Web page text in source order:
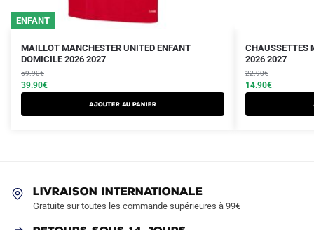
ENFANT
MAILLOT MANCHESTER UNITED ENFANT
DOMICILE 2026 2027
59.90€
Le
prix
initial
était :
39.90€
Le
prix
actuel
est :
AJOUTER AU PANIER
Ce
produit
a
plusieurs
variations.
choisies
CHAUSSETTES
2026 2027
22.90€
Le
prix
initial
était :
14.90€
Le
prix
actuel
est :
LIVRAISON INTERNATIONALE
Gratuite sur toutes les commande supérieures à 99€